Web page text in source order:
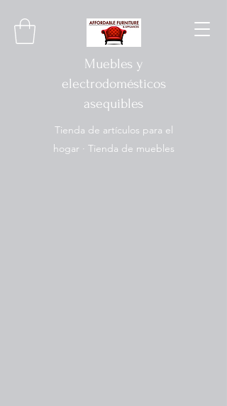
Muebles y
electrodomésticos
asequibles
Tienda de artículos para el
hogar · Tienda de muebles